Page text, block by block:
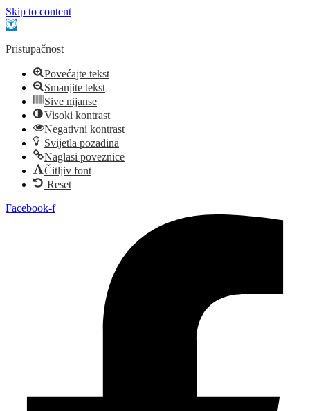
Skip to content
Open toolbar
Pristupačnost
Povećajte tekst
Smanjite tekst
Sive nijanse
Visoki kontrast
Negativni kontrast
Svijetla pozadina
Naglasi poveznice
Čitljiv font
Reset
Idi
Facebook-f